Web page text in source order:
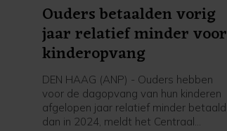
Ouders betaalden vorig
jaar relatief minder voor
kinderopvang
DEN HAAG (ANP) - Ouders hebben
voor de dagopvang van hun kinderen
afgelopen jaar relatief minder betaald
dan in 2024, meldt het Centraal